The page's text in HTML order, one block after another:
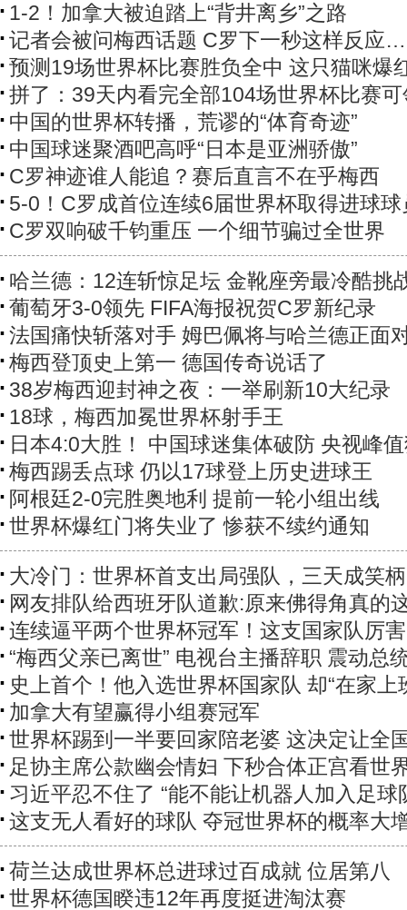
1-2！加拿大被迫踏上“背井离乡”之路
记者会被问梅西话题 C罗下一秒这样反应…
预测19场世界杯比赛胜负全中 这只猫咪爆
拼了：39天内看完全部104场世界杯比赛
中国的世界杯转播，荒谬的“体育奇迹”
中国球迷聚酒吧高呼“日本是亚洲骄傲”
C罗神迹谁人能追？赛后直言不在乎梅西
5-0！C罗成首位连续6届世界杯取得进球球
C罗双响破千钧重压 一个细节骗过全世界
哈兰德：12连斩惊足坛 金靴座旁最冷酷挑
葡萄牙3-0领先 FIFA海报祝贺C罗新纪录
法国痛快斩落对手 姆巴佩将与哈兰德正面
梅西登顶史上第一 德国传奇说话了
38岁梅西迎封神之夜：一举刷新10大纪录
18球，梅西加冕世界杯射手王
日本4:0大胜！ 中国球迷集体破防 央视峰
梅西踢丢点球 仍以17球登上历史进球王
阿根廷2-0完胜奥地利 提前一轮小组出线
世界杯爆红门将失业了 惨获不续约通知
大冷门：世界杯首支出局强队，三天成笑柄
网友排队给西班牙队道歉:原来佛得角真的
连续逼平两个世界杯冠军！这支国家队厉
“梅西父亲已离世” 电视台主播辞职 震动总
史上首个！他入选世界杯国家队 却“在家上
加拿大有望赢得小组赛冠军
世界杯踢到一半要回家陪老婆 这决定让全
足协主席公款幽会情妇 下秒合体正宫看世
习近平忍不住了 “能不能让机器人加入足球
这支无人看好的球队 夺冠世界杯的概率大
荷兰达成世界杯总进球过百成就 位居第八
世界杯德国睽违12年再度挺进淘汰赛